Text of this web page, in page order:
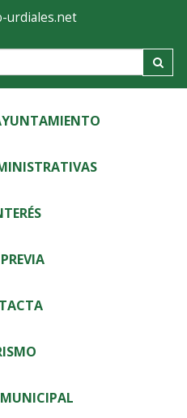
urdiales.net